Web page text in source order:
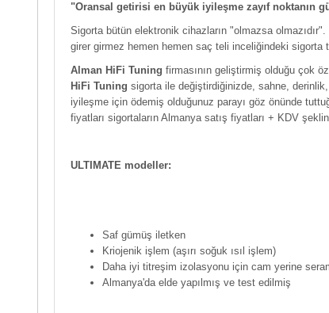
"Oransal getirisi en büyük iyileşme zayıf noktanın
Sigorta bütün elektronik cihazların "olmazsa
girer girmez hemen hemen saç teli inceliğindeki sigorta
Alman HiFi Tuning firmasının geliştirmiş olduğu çok
HiFi Tuning sigorta ile değiştirdiğinizde, sahne,
iyileşme için ödemiş olduğunuz parayı göz önünde
fiyatları sigortaların Almanya satış fiyatları + KDV
ULTIMATE modeller:
Saf gümüş iletken
Kriojenik işlem (aşırı soğuk ısıl işlem)
Daha iyi titreşim izolasyonu için cam yerine
Almanya'da elde yapılmış ve test edilmiş